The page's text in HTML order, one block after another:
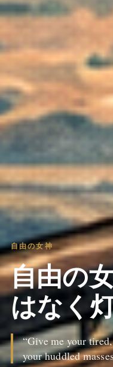
自由の女神
自由の
はなく
“Give me your
your huddled